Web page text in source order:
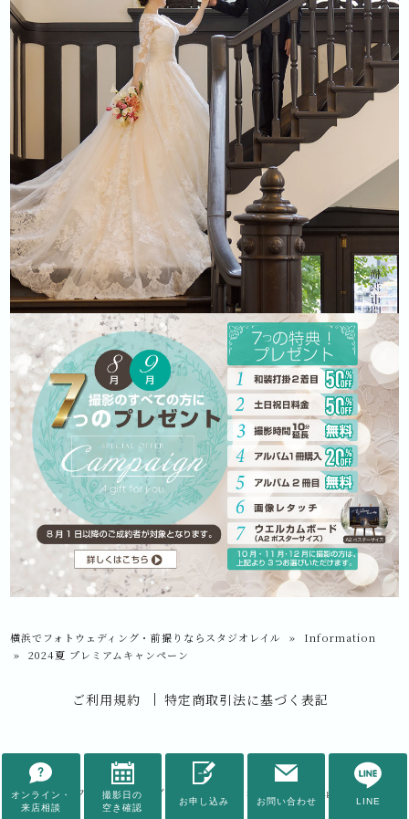
横浜でフォトウェディング・前撮りならスタジオレイル »
Information
»
2024夏 プレミアムキャンペーン
オンライン・
来店相談
撮影日の
空き確認
お申し込み お問い合わせ LINE
ご利用規約 特定商取引法に基づく表記
© 2026横浜でフォトウェディング・前撮りならスタジオレイル All rights Reserved.